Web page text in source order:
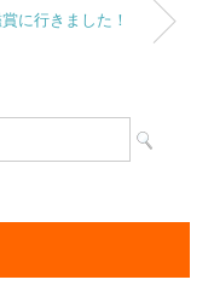
に行きました！